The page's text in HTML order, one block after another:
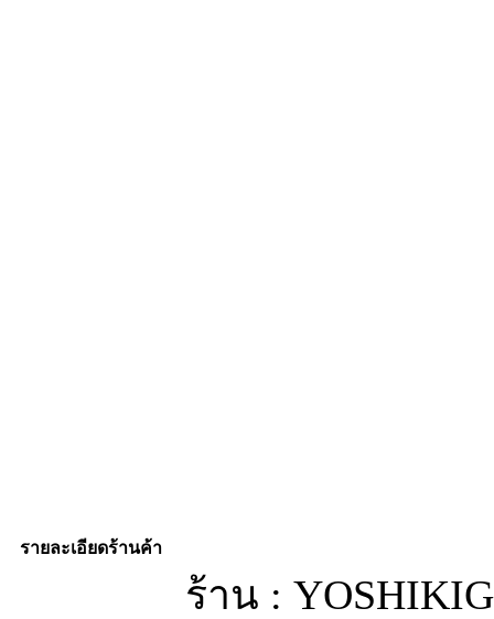
รายละเอียดร้านค้า
ร้าน :